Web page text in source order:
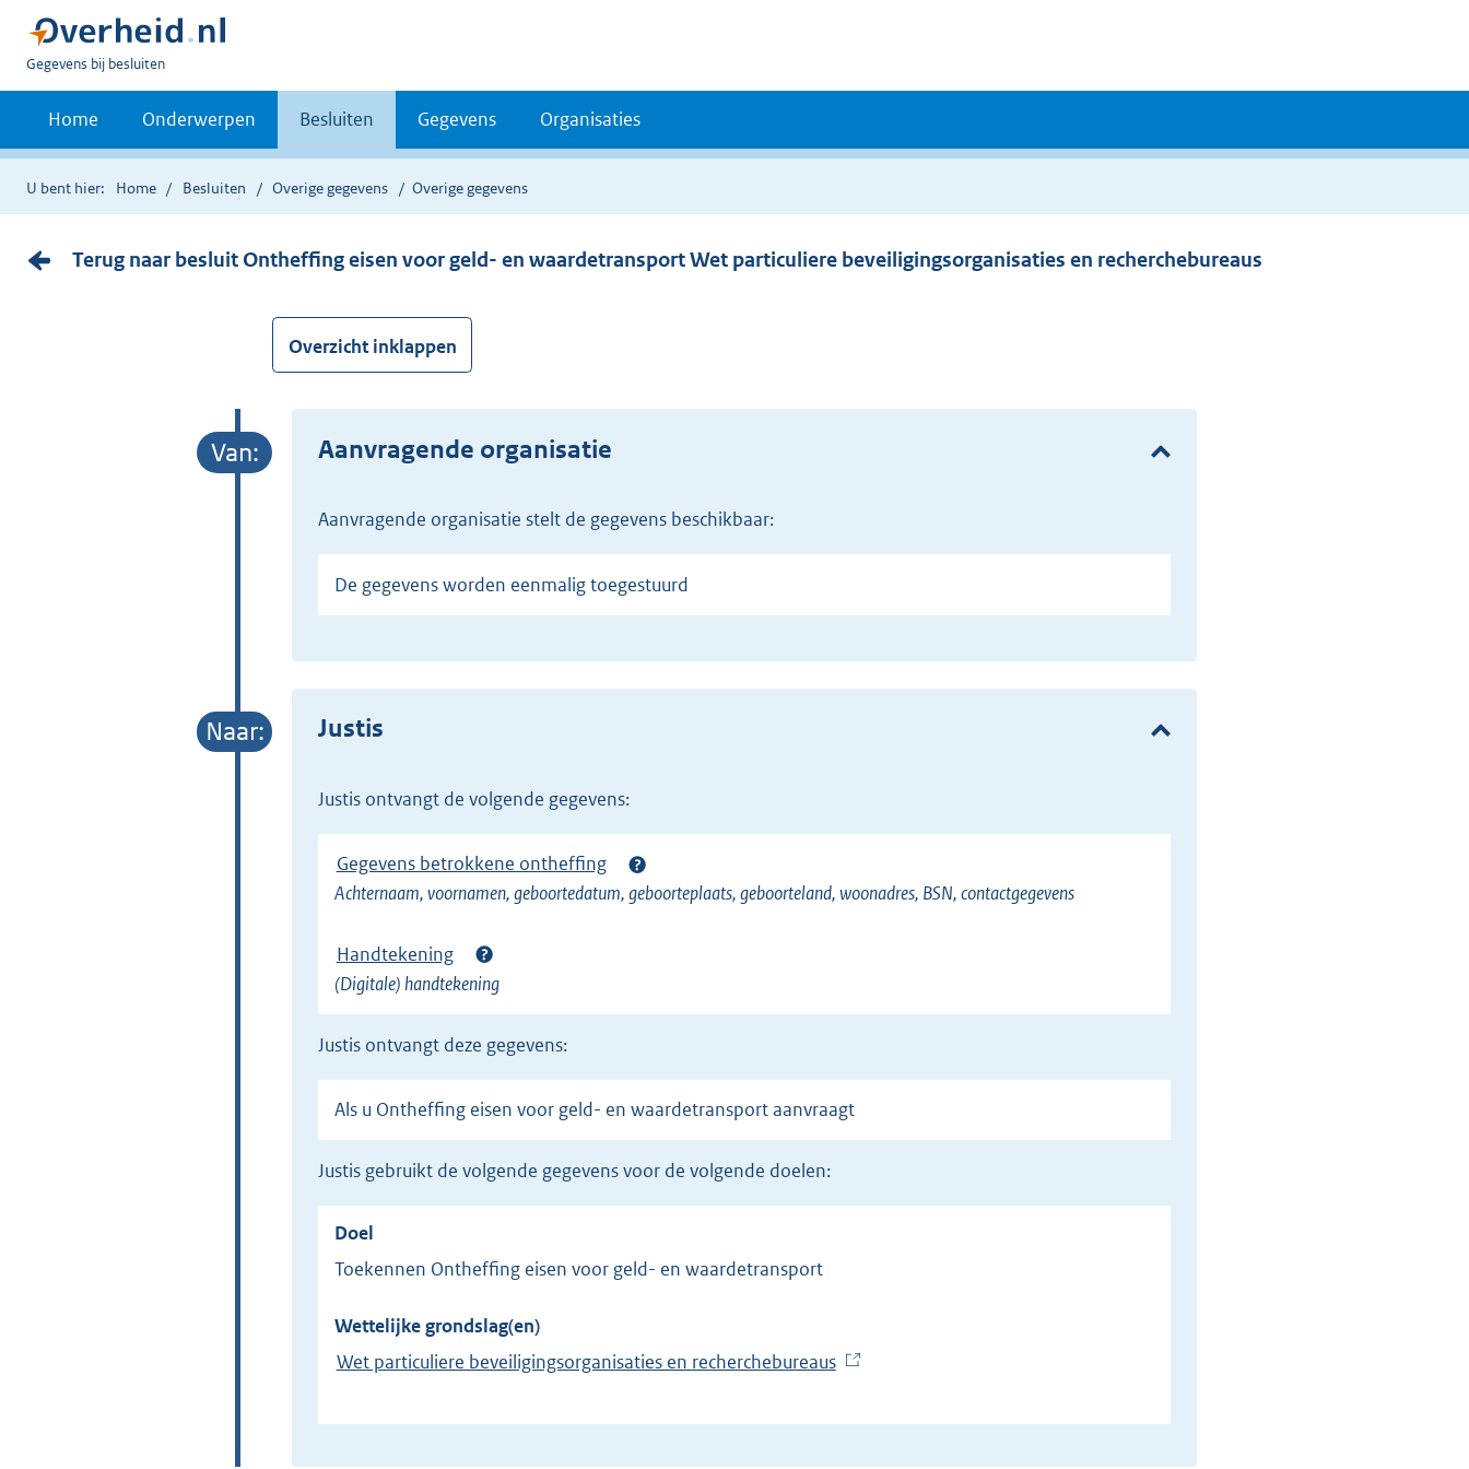
U
bent
Gegevens bij besluiten
Home Onderwerpen Besluiten Gegevens Organisaties
U bent hier: Home Besluiten Overige gegevens Overige gegevens
Terug naar besluit Ontheffing eisen voor geld- en waardetransport Wet particuliere beveiligingsorganisaties en recherchebureaus
Overzicht inklappen
Aanvragende organisatie
Aanvragende organisatie stelt de gegevens beschikbaar:
De gegevens worden eenmalig toegestuurd
Justis
Justis ontvangt de volgende gegevens:
Gegevens betrokkene ontheffing
Achternaam, voornamen, geboortedatum, geboorteplaats, geboorteland, woonadres, BSN, contactgegevens
Handtekening
(Digitale) handtekening
Justis ontvangt deze gegevens:
Als u Ontheffing eisen voor geld- en waardetransport aanvraagt
Justis gebruikt de volgende gegevens voor de volgende doelen:
Doel
Toekennen Ontheffing eisen voor geld- en waardetransport
Wettelijke grondslag(en)
Wet particuliere beveiligingsorganisaties en recherchebureaus(
x